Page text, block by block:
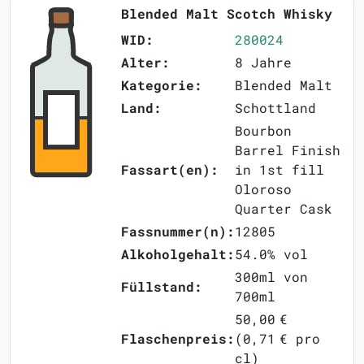
Blended Malt Scotch Whisky
WID:
280024
Alter:
8 Jahre
Kategorie:
Blended Malt
Land:
Schottland
Fassart(en):
Bourbon
Barrel Finish
in 1st fill
Oloroso
Quarter Cask
Fassnummer(n):12805
Alkoholgehalt:54.0% vol
Füllstand:
300ml von
700ml
Flaschenpreis:
50,00 €
(0,71 € pro
cl)